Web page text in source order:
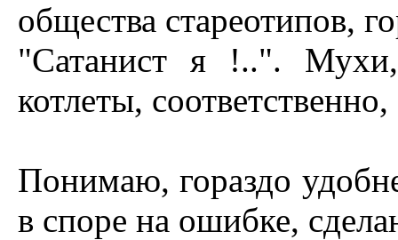
общества стареотипов,
"Cатанист я !..".
котлеты,
Понимаю, гораздо
в споре на ошибке,